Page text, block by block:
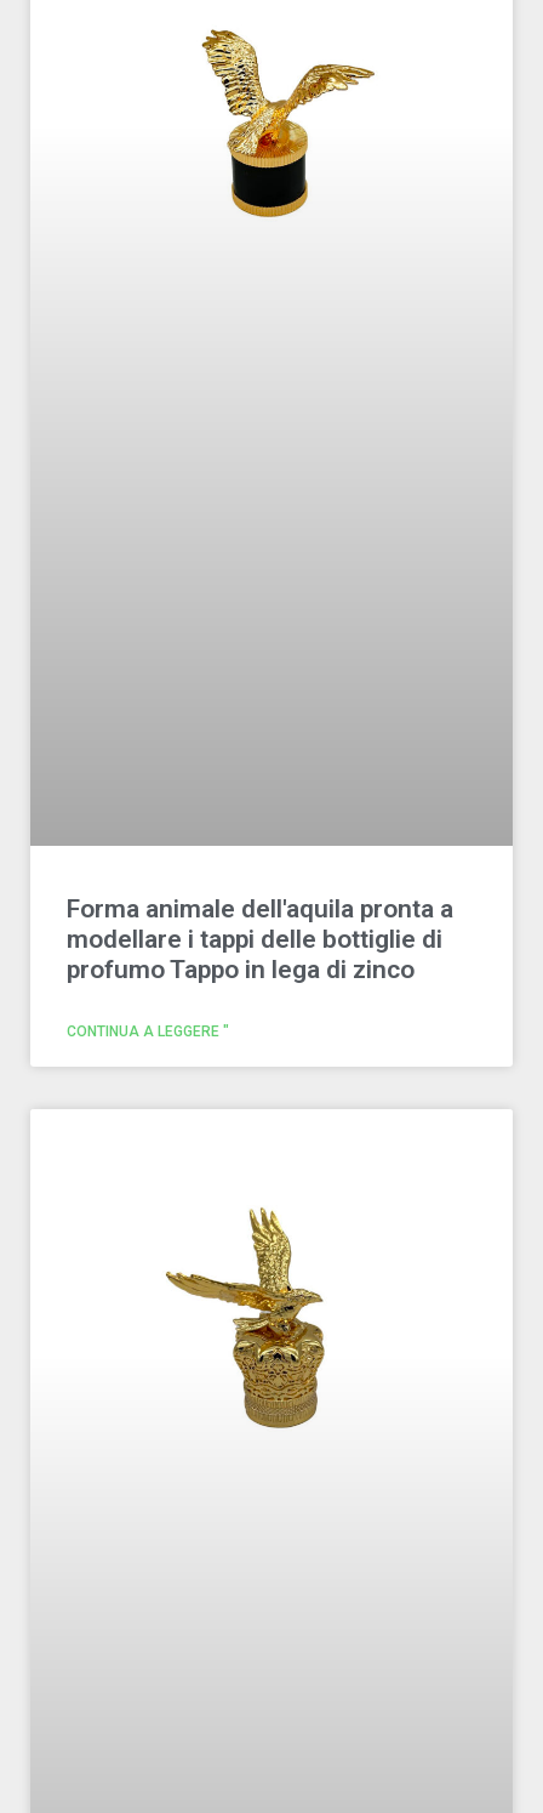
Forma animale dell'aquila pronta a
modellare i tappi delle bottiglie di
profumo Tappo in lega di zinco
CONTINUA A LEGGERE "